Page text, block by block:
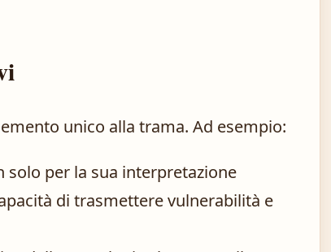
unico alla trama. Ad esempio:
solo per la sua interpretazione
di trasmettere vulnerabilità e